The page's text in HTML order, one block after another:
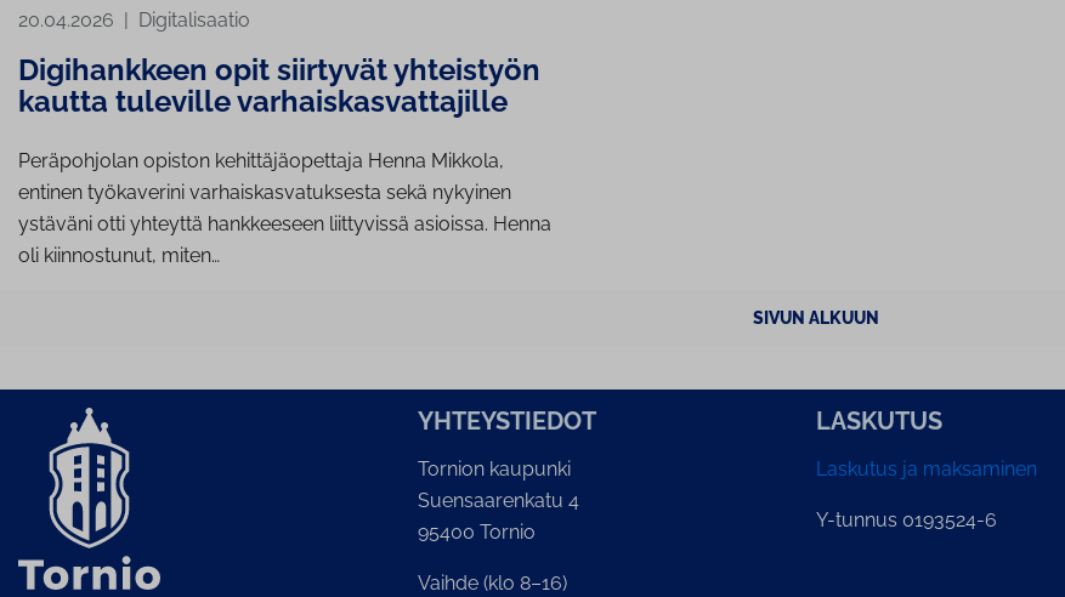
20.04.2026 Digitalisaatio
Digihankkeen opit siirtyvät yhteistyön
kautta tuleville varhaiskasvattajille
Peräpohjolan opiston kehittäjäopettaja Henna Mikkola,
entinen työkaverini varhaiskasvatuksesta sekä nykyinen
ystäväni otti yhteyttä hankkeeseen liittyvissä asioissa. Henna
oli kiinnostunut, miten…
SIVUN ALKUUN
YH­TEYS­TIE­DOT
Tornion kaupunki
Suensaarenkatu 4
95400 Tornio
Vaihde (klo 8–16)
LASKUTUS
Laskutus ja maksaminen
Y-tunnus 0193524-6